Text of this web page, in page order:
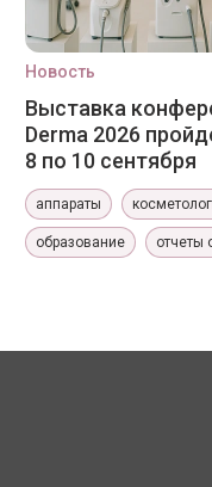
Новость
Выставка
Derma 2026
8 по 10 сентября
аппараты
образование отчеты